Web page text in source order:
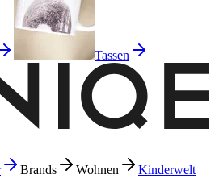
Tassen
Brands Wohnen
Kinderwelt